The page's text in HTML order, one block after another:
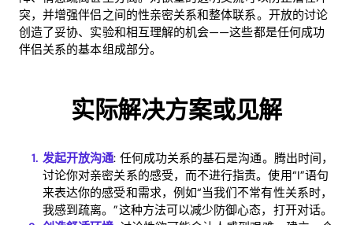
突，并增强伴侣之间的性亲密关系和整体联系。开放的讨论
创造了妥协、实验和相互理解的机会——这些都是任何成功
伴侣关系的基本组成部分。
实际解决方案或见解
发起开放沟通: 任何成功关系的基石是沟通。腾出时间，
讨论你对亲密关系的感受，而不进行指责。使用“I”语句
来表达你的感受和需求，例如“当我们不常有性关系时，
我感到疏离。”这种方法可以减少防御心态，打开对话。